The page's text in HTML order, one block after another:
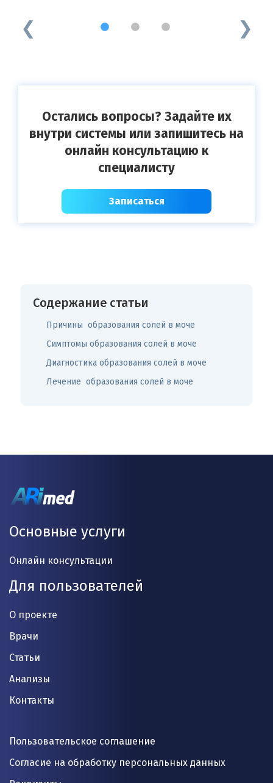
1 2 3
Остались вопросы? Задайте их
внутри системы или запишитесь на
онлайн консультацию к
специалисту
Записаться
Содержание статьи
Причины образования солей в моче
Симптомы образования солей в моче
Диагностика образования солей в моче
Лечение образования солей в моче
Основные услуги
Онлайн консультации
Для пользователей
О проекте
Врачи
Статьи
Анализы
Контакты
Пользовательское соглашение
Согласие на обработку персональных данных